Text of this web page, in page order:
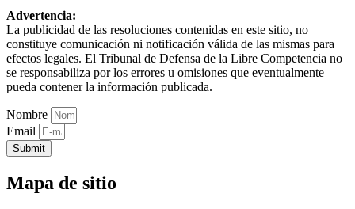
Advertencia:
La publicidad de las resoluciones contenidas en este sitio, no
constituye comunicación ni notificación válida de las mismas para
efectos legales. El Tribunal de Defensa de la Libre Competencia no
se responsabiliza por los errores u omisiones que eventualmente
pueda contener la información publicada.
Nombre
Email
Submit
Mapa de sitio